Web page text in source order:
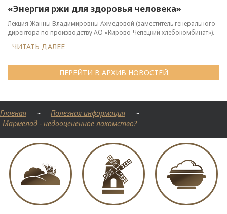
«Энергия ржи для здоровья человека»
Лекция Жанны Владимировны Ахмедовой (заместитель генерального
директора по производству АО «Кирово-Чепецкий хлебокомбинат»).
ЧИТАТЬ ДАЛЕЕ
ПЕРЕЙТИ В АРХИВ НОВОСТЕЙ
Главная ~ Полезная информация
~
Мармелад - недооцененное лакомство?